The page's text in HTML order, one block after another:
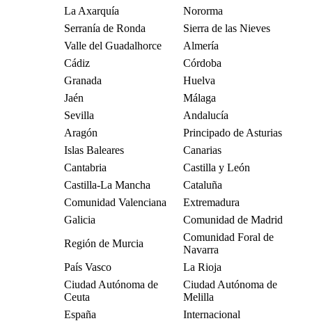
La Axarquía
Nororma
Serranía de Ronda
Sierra de las Nieves
Valle del Guadalhorce
Almería
Cádiz
Córdoba
Granada
Huelva
Jaén
Málaga
Sevilla
Andalucía
Aragón
Principado de Asturias
Islas Baleares
Canarias
Cantabria
Castilla y León
Castilla-La Mancha
Cataluña
Comunidad Valenciana
Extremadura
Galicia
Comunidad de Madrid
Región de Murcia
Comunidad Foral de
Navarra
País Vasco
La Rioja
Ciudad Autónoma de
Ceuta
Ciudad Autónoma de
Melilla
España
Internacional